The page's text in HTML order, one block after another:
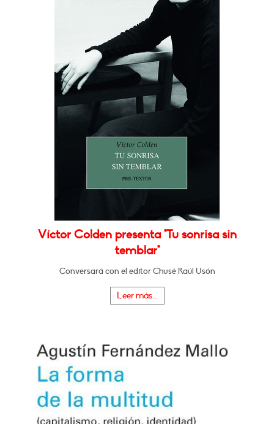
Víctor Colden presenta "Tu sonrisa sin
temblar"
Conversará con el editor Chusé Raúl Usón
Leer más...